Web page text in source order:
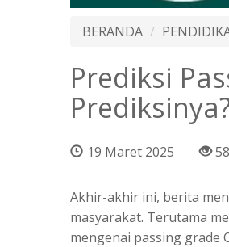
BERANDA
Prediksi
19 Maret 2025
Akhir-akhir ini, berita
masyarakat. Terutama
mengenai passing grade